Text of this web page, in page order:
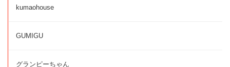
kumaohouse
GUMIGU
グランピーちゃん